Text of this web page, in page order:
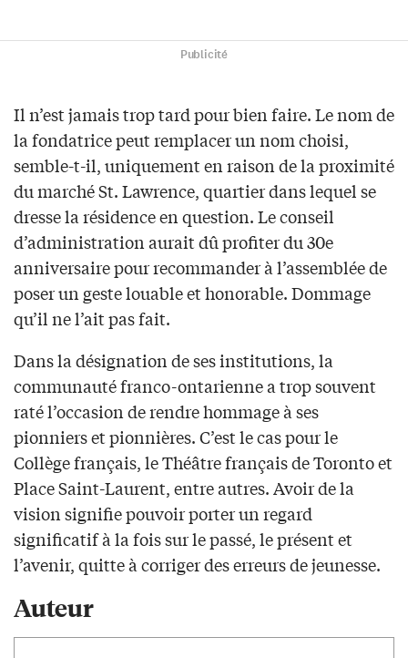
Publicité
Il n’est jamais trop tard pour bien faire. Le nom de
la fondatrice peut remplacer un nom choisi,
semble-t-il, uniquement en raison de la proximité
du marché St. Lawrence, quartier dans lequel se
dresse la résidence en question. Le conseil
d’administration aurait dû profiter du 30e
anniversaire pour recommander à l’assemblée de
poser un geste louable et honorable. Dommage
qu’il ne l’ait pas fait.
Dans la désignation de ses institutions, la
communauté franco-ontarienne a trop souvent
raté l’occasion de rendre hommage à ses
pionniers et pionnières. C’est le cas pour le
Collège français, le Théâtre français de Toronto et
Place Saint-Laurent, entre autres. Avoir de la
vision signifie pouvoir porter un regard
significatif à la fois sur le passé, le présent et
l’avenir, quitte à corriger des erreurs de jeunesse.
Auteur